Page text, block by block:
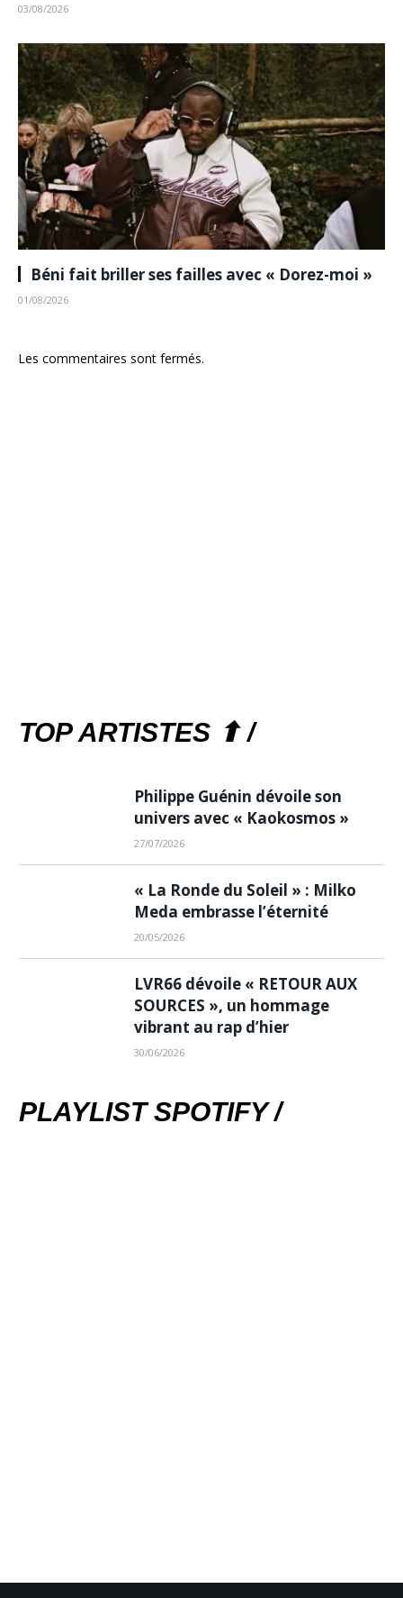
03/08/2026
Béni fait briller ses failles avec « Dorez-moi »
01/08/2026
Les commentaires sont fermés.
TOP ARTISTES ⬆ /
Philippe Guénin dévoile son
univers avec « Kaokosmos »
27/07/2026
« La Ronde du Soleil » : Milko
Meda embrasse l’éternité
20/05/2026
LVR66 dévoile « RETOUR AUX
SOURCES », un hommage
vibrant au rap d’hier
30/06/2026
PLAYLIST SPOTIFY /